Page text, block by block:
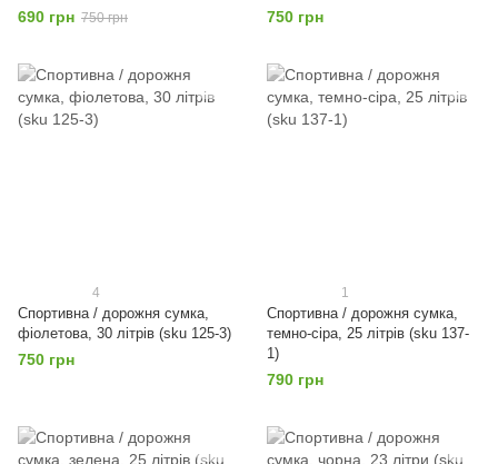
690 грн 750 грн 750 грн
4
Спортивна / дорожня сумка,
фіолетова, 30 літрів (sku 125-3)
750 грн
1
Спортивна / дорожня сумка,
темно-сіра, 25 літрів (sku 137-
1)
790 грн